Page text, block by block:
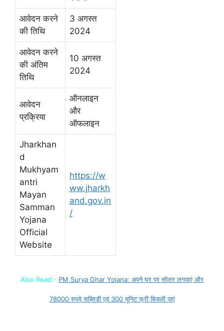
आवेदन करने
की तिथि
3 अगस्त
2024
आवेदन करने
की अंतिम
तिथि
10 अगस्त
2024
आवेदन
प्रक्रिया
ऑनलाइन
और
ऑफलाइन
Jharkhan
d
Mukhyam
antri
Mayan
Samman
Yojana
Official
Website
https://w
ww.jharkh
and.gov.in
/
Also Read:- PM Surya Ghar Yojana: अपने घर पर सोलर लगवाएं और
78000 रुपये सब्सिडी एवं 300 यूनिट फ्री बिजली पाएं